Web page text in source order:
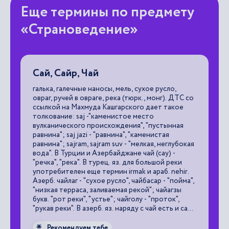
Еще термины по предмету
«Страноведение»
Сай, Сайр, Чай
галька, галечные наносы, мель, сухое русло,
овраг, ручей в овраге, река (тюрк., монг). ДТС со
ссылкой на Махмуда Кашгарского дает такое
толкование: saj -"каменистое место
вулканического происхождения", "пустынная
равнина"; saj jazi - "равнина", "каменистая
равнина"; sajram, sajram suv - "мелкая, неглубокая
вода". В Турции и Азербайджане чай (сау) -
"речка", "река". В турец. яз. для большой реки
употребителен еще термин irmak и араб. nehir.
Азерб. чайлаг - "сухое русло", чайбасар - "пойма",
"низкая терраса, заливаемая рекой"; чайагзы
букв. "рот реки", "устье"; чайголу - "проток",
"рукав реки". В азерб. яз. наряду с чай есть и сай -
ущелье", "сухое русло", "овраг" и редко -
🌟